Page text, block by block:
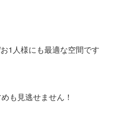
1人様にも最適な空間です
も見逃せません！